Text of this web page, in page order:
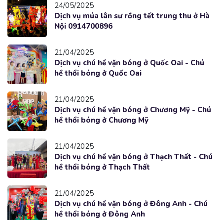
24/05/2025
Dịch vụ múa lân sư rồng tết trung thu ở Hà
Nội 0914700896
21/04/2025
Dịch vụ chú hề vặn bóng ở Quốc Oai - Chú
hề thổi bóng ở Quốc Oai
21/04/2025
Dịch vụ chú hề vặn bóng ở Chương Mỹ - Chú
hề thổi bóng ở Chương Mỹ
21/04/2025
Dịch vụ chú hề vặn bóng ở Thạch Thất - Chú
hề thổi bóng ở Thạch Thất
21/04/2025
Dịch vụ chú hề vặn bóng ở Đông Anh - Chú
hề thổi bóng ở Đông Anh